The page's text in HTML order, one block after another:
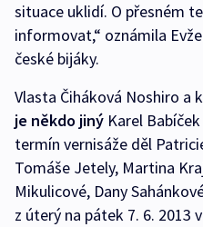
situace uklidí. O přesném
informovat,“ oznámila
české bijáky.
Vlasta Čiháková Noshiro
je někdo jiný Karel
termín vernisáže děl
Tomáše Jetely, Martina
Mikulicové, Dany
z úterý na pátek 7. 6. 2013